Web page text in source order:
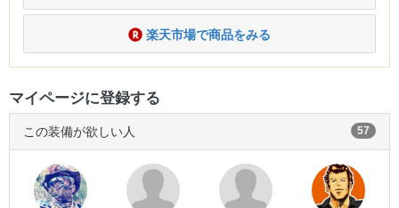
楽天市場で商品をみる
マイページに登録する
この装備が欲しい人 57